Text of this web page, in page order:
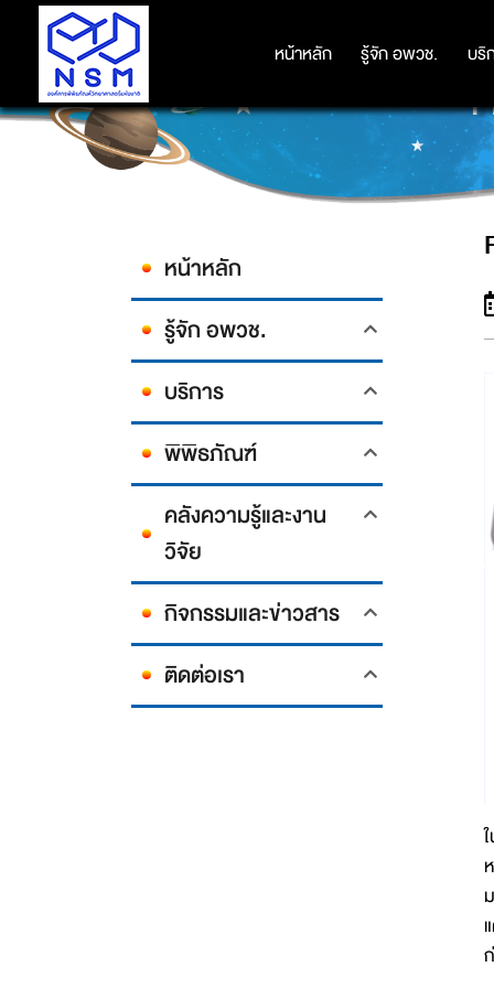
หน้าหลัก รู้จัก อพวช. บริ
หน้าหลัก รู้จัก อพวช. บริ
หน้าหลัก
รู้จัก อพวช.
บริการ
พิพิธภัณฑ์
คลังความรู้และงาน
วิจัย
กิจกรรมและข่าวสาร
ติดต่อเรา